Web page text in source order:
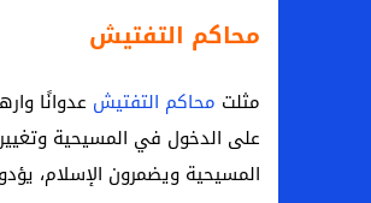
محاكم التفتيش
مثلت محاكم التفتيش عدوانًا
على الدخول في المسيحية
المسيحية ويضمرون الإسلام،